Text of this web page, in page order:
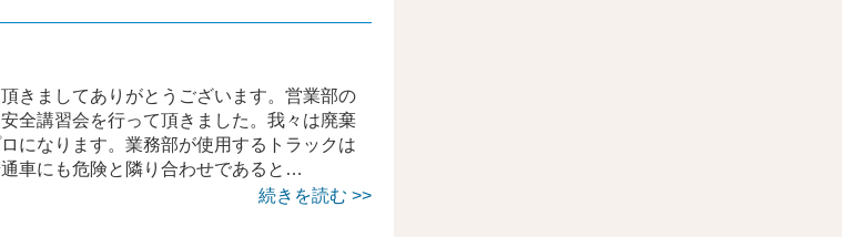
きましてありがとうございます。営業部の
全講習会を行って頂きました。我々は廃棄
になります。業務部が使用するトラックは
車にも危険と隣り合わせであると…
続きを読む >>